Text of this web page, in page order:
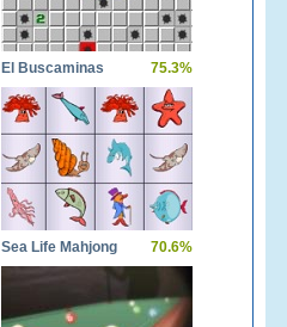
El Buscaminas 75.3%
Sea Life Mahjong 70.6%